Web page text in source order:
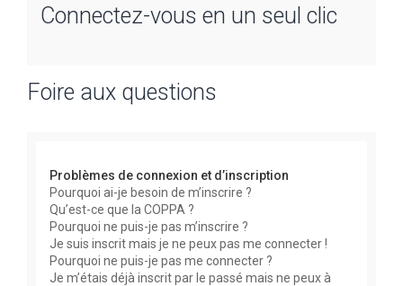
Connectez-vous en un seul clic
Foire aux questions
Problèmes de connexion et d’inscription
Pourquoi ai-je besoin de m’inscrire ?
Qu’est-ce que la COPPA ?
Pourquoi ne puis-je pas m’inscrire ?
Je suis inscrit mais je ne peux pas me connecter !
Pourquoi ne puis-je pas me connecter ?
Je m’étais déjà inscrit par le passé mais ne peux à